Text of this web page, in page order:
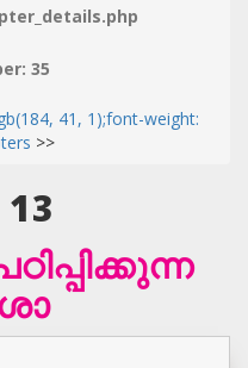
35
41, 1);font-weight:
>>